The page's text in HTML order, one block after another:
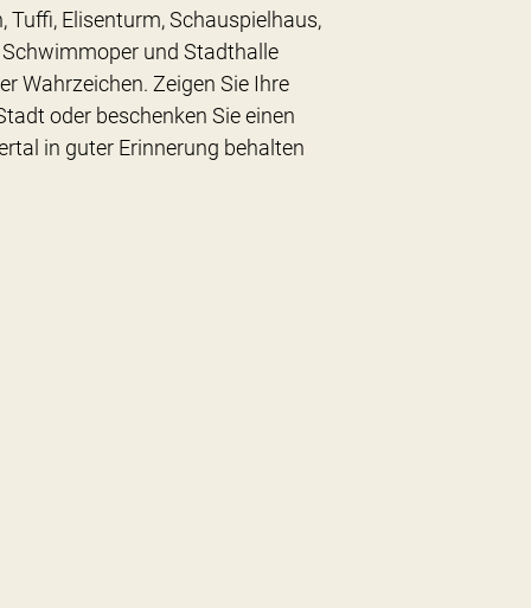
Tuffi, Elisenturm, Schauspielhaus,
und Stadthalle
Wahrzeichen. Zeigen Sie Ihre
oder beschenken Sie einen
in guter Erinnerung behalten